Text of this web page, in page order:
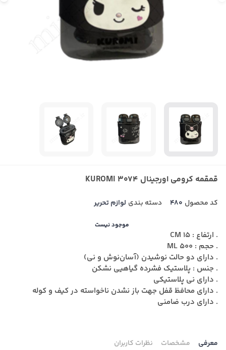
قمقمه کرومی اورجینال KUROMI 3074
کد محصول 480 دسته بندی لوازم تحریر
موجود نیست
. ارتفاع : 15 CM
. حجم : 500 ML
. دارای دو حالت نوشیدن (آسان‌نوش و نی)
. جنس : پلاستیک فشرده گیاهیی نشکن
. دارای نی پلاستیکی
. دارای محافظ قفل جهت باز نشدن ناخواسته در کیف و کوله
. دارای درب ضامنی
معرفی مشخصات نظرات کاربران